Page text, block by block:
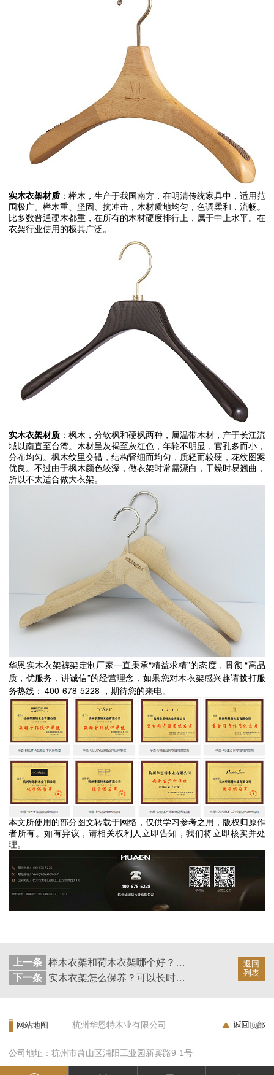
实木衣架材质 ：榉木，生产于我国南方，在明清传统家具中，适用范
围极广。榉木重、坚固、抗冲击，木材质地均匀，色调柔和，流畅。
比多数普通硬木都重，在所有的木材硬度排行上，属于中上水平。在
衣架行业使用的极其广泛。
实木衣架材质 ：枫木，分软枫和硬枫两种，属温带木材，产于长江流
域以南直至台湾。木材呈灰褐至灰红色，年轮不明显，官孔多而小，
分布均匀。枫木纹里交错，结构肾细而均匀，质轻而较硬，花纹图案
优良。不过由于枫木颜色较深，做衣架时常需漂白，干燥时易翘曲，
所以不太适合做大衣架。
华恩实木衣架裤架定制厂家一直秉承“精益求精”的态度，贯彻 “高品
质，优服务，讲诚信”的经营理念，如果您对木衣架感兴趣请拨打服
务热线： 400-678-5228 ，期待您的来电。
本文所使用的部分图文转载于网络，仅供学习参考之用，版权归原作
者所有。如有异议，请相关权利人立即告知，我们将立即核实并处
理。
返回
列表
上一条
榉木衣架和荷木衣架哪个好？—知己知彼【华恩】
下一条
实木衣架怎么保养？可以长时间使用的秘密在这里【华恩】
网站地图 杭州华恩特木业有限公司
公司地址：杭州市萧山区浦阳工业园新宾路9-1号